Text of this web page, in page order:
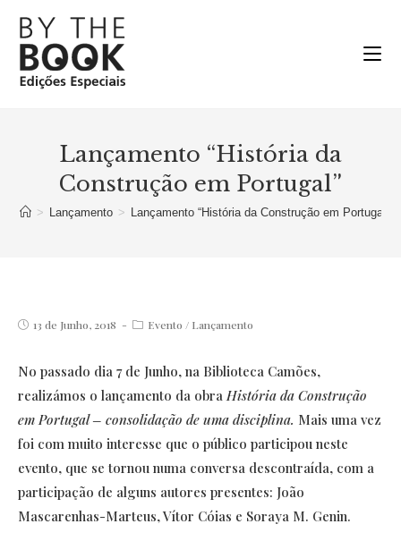
para
conteúdo
Lançamento “História da
Construção em Portugal”
> Lançamento > Lançamento “História da Construção em Portugal”
Post13 de Junho, 2018
PostEvento / Lançamento
No passado dia 7 de Junho, na Biblioteca Camões,
realizámos o lançamento da obra História da Construção
em Portugal – consolidação de uma disciplina. Mais uma vez
foi com muito interesse que o público participou neste
evento, que se tornou numa conversa descontraída, com a
participação de alguns autores presentes: João
Mascarenhas-Marteus, Vítor Cóias e Soraya M. Genin.